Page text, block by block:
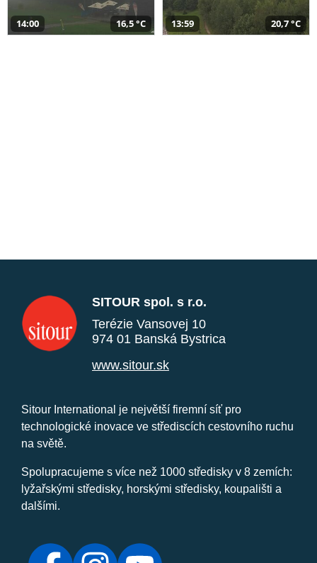
14:00 16,5 °C 13:59 20,7 °C
SITOUR spol. s r.o.
Terézie Vansovej 10
974 01 Banská Bystrica
www.sitour.sk
Sitour International je největší firemní síť pro
technologické inovace ve střediscích cestovního ruchu
na světě.
Spolupracujeme s více než 1000 středisky v 8 zemích:
lyžařskými středisky, horskými středisky, koupališti a
dalšími.